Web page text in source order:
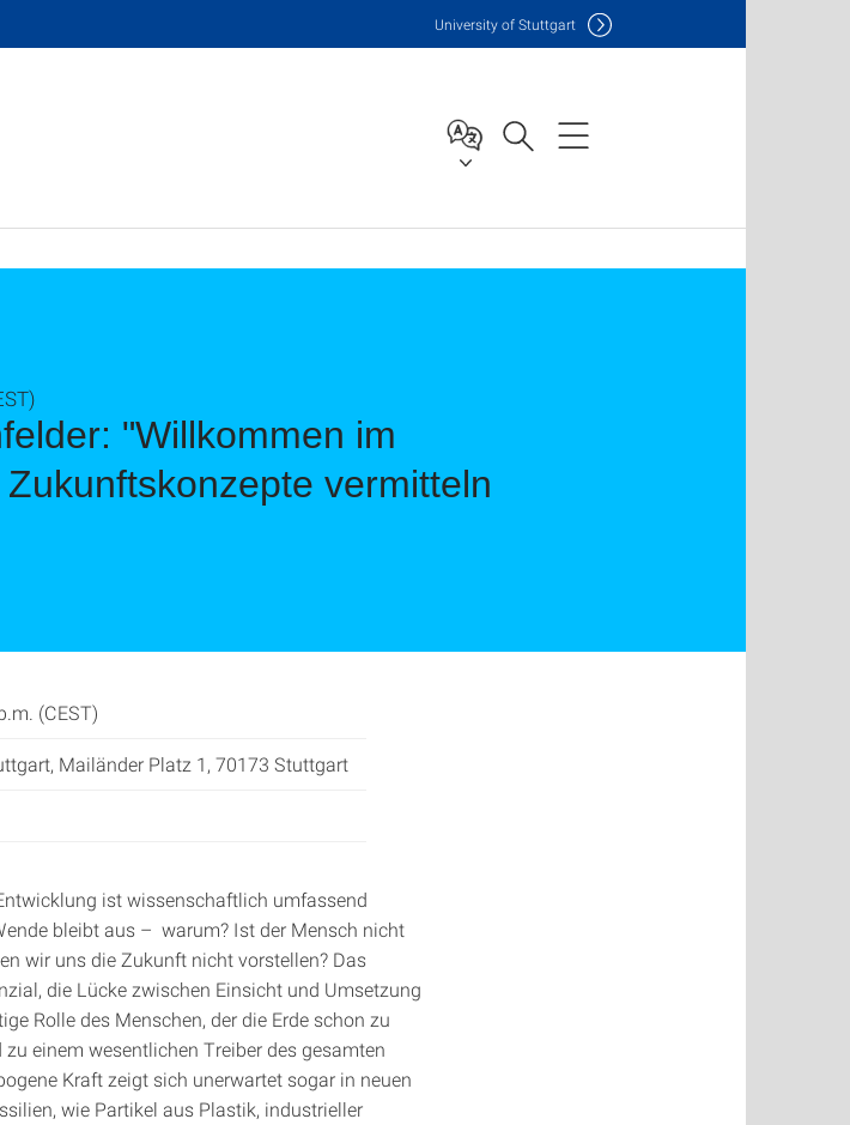
University of Stuttgart
"Willkommen im
vermitteln
(CEST)
Mailänder Platz 1, 70173 Stuttgart
ist wissenschaftlich umfassend
bleibt aus – warum? Ist der Mensch nicht
wir uns die Zukunft nicht vorstellen? Das
die Lücke zwischen Einsicht und Umsetzung
Rolle des Menschen, der die Erde schon zu
einem wesentlichen Treiber des gesamten
Kraft zeigt sich unerwartet sogar in neuen
wie Partikel aus Plastik, industrieller